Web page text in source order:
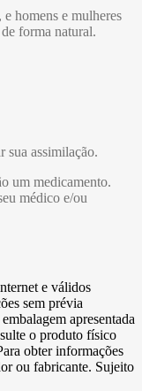
homens e mulheres
forma natural.
sua assimilação.
um medicamento.
médico e/ou
e válidos
sem prévia
apresentada
o produto físico
obter informações
ou fabricante. Sujeito